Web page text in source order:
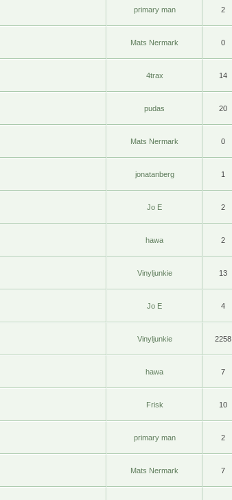
primary man 2
Mats Nermark 0
4trax 14
pudas 20
Mats Nermark 0
jonatanberg 1
Jo E 2
hawa 2
Vinyljunkie 13
Jo E 4
Vinyljunkie 2258
hawa 7
Frisk 10
primary man 2
Mats Nermark 7